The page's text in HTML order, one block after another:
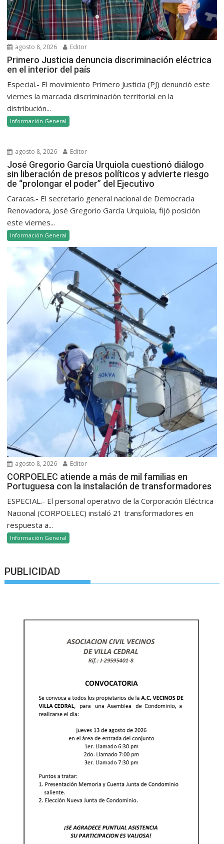
agosto 8, 2026 Editor
Primero Justicia denuncia discriminación eléctrica
en el interior del país
Especial.- El movimiento Primero Justicia (PJ) denunció este
viernes la marcada discriminación territorial en la
distribución...
Información General
agosto 8, 2026 Editor
José Gregorio García Urquiola cuestionó diálogo
sin liberación de presos políticos y advierte riesgo
de “prolongar el poder” del Ejecutivo
Caracas.- El secretario general nacional de Democracia
Renovadora, José Gregorio García Urquiola, fijó posición
este viernes...
Información General
agosto 8, 2026 Editor
CORPOELEC atiende a más de mil familias en
Portuguesa con la instalación de transformadores
ESPECIAL.- El personal operativo de la Corporación Eléctrica
Nacional (CORPOELEC) instaló 21 transformadores en
respuesta a...
Información General
PUBLICIDAD